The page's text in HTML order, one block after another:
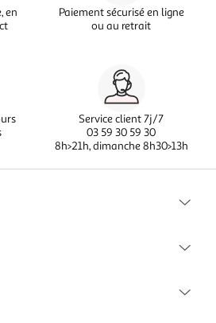
en
Paiement sécurisé en ligne
ou au retrait
Service client 7j/7
03 59 30 59 30
8h>21h, dimanche 8h30>13h